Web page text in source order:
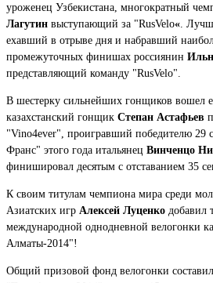
уроженец Узбекистана, многократный
Лагутин выступающий за "RusVelo« .
ехавший в отрыве дня и набравший
промежуточных финишах россиянин
представляющий команду "RusVelo".
В шестерку сильнейших гонщиков вошел
казахстанский гонщик Степан Астафьев
"Vino4ever", проигравший победителю 29
Франс" этого года итальянец Винченцо
финишировал десятым с отставанием 35
К своим титулам чемпиона мира среди
Азиатских игр Алексей Луценко добавил
международной однодневной велогонки
Алматы-2014"!
Общий призовой фонд велогонки